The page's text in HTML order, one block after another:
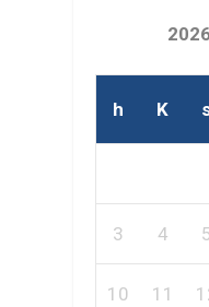
h K
3 4 5
10 11